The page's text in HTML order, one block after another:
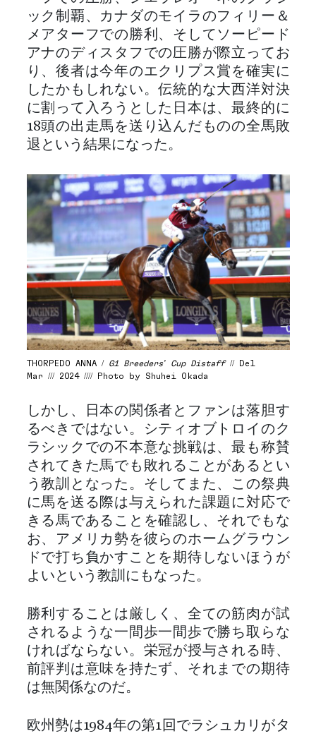
ック制覇、カナダのモイラのフィリー＆
メアターフでの勝利、そしてソーピード
アナのディスタフでの圧勝が際立ってお
り、後者は今年のエクリプス賞を確実に
したかもしれない。伝統的な大西洋対決
に割って入ろうとした日本は、最終的に
18頭の出走馬を送り込んだものの全馬敗
退という結果になった。
THORPEDO ANNA / G1 Breeders’ Cup Distaff// Del
Mar /// 2024 //// Photo by Shuhei Okada
しかし、日本の関係者とファンは落胆す
るべきではない。シティオブトロイのク
ラシックでの不本意な挑戦は、最も称賛
されてきた馬でも敗れることがあるとい
う教訓となった。そしてまた、この祭典
に馬を送る際は与えられた課題に対応で
きる馬であることを確認し、それでもな
お、アメリカ勢を彼らのホームグラウン
ドで打ち負かすことを期待しないほうが
よいという教訓にもなった。
勝利することは厳しく、全ての筋肉が試
されるような一間歩一間歩で勝ち取らな
ければならない。栄冠が授与される時、
前評判は意味を持たず、それまでの期待
は無関係なのだ。
欧州勢は1984年の第1回でラシュカリがタ